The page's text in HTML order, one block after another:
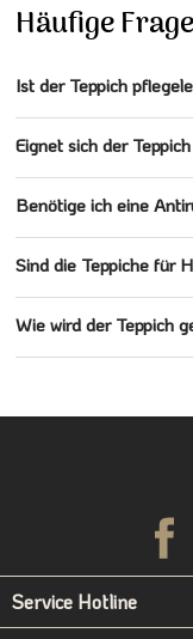
Häufige
Ist der Teppich
Eignet sich der
Benötige ich eine
Sind die Teppiche für
Wie wird der Teppich
Service Hotline